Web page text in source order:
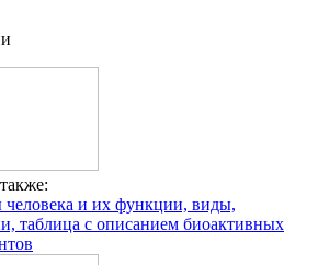
и их функции, виды,
таблица с описанием биоактивных